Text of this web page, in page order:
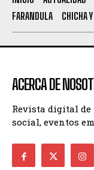
FARANDULA
CHICHA
ACERCA DE
Revista digital de
social, eventos